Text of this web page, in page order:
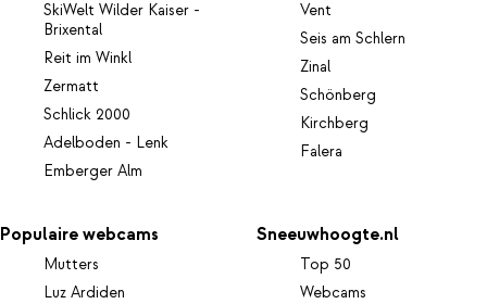
SkiWelt Wilder Kaiser -
Brixental
Reit im Winkl
Zermatt
Schlick 2000
Adelboden - Lenk
Emberger Alm
Vent
Seis am Schlern
Zinal
Schönberg
Kirchberg
Falera
Populaire webcams
Mutters
Luz Ardiden
Sneeuwhoogte.nl
Top 50
Webcams